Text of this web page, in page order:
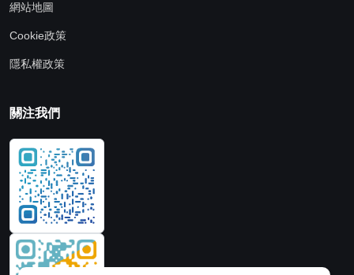
網站地圖
Cookie政策
隱私權政策
關注我們